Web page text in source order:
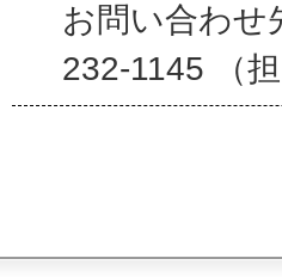
お問い合わせ
232-1145 （担